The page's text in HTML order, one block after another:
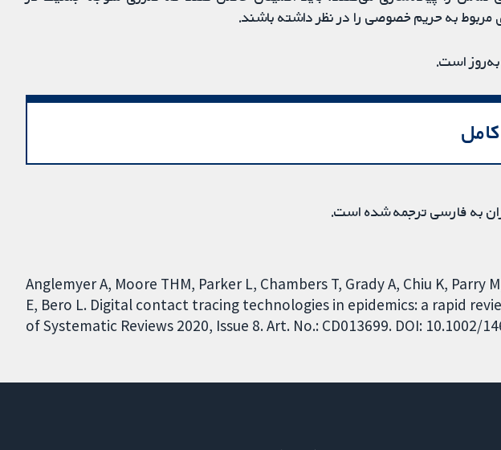
به حریم خصوصی را در نظر داشته باشند.
به فارسی ترجمه شده است.
Anglemyer A, Moore THM, Parker L, Chambers T, Grady A, Chiu K, Parry
E, Bero L. Digital contact tracing technologies in epidemics: a rapid
of Systematic Reviews 2020, Issue 8. Art. No.: CD013699. DOI: 10.1002/